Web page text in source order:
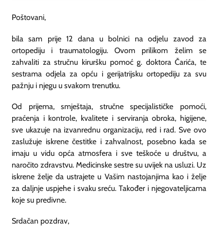
Poštovani,
bila sam prije 12 dana u bolnici na odjelu zavod za
ortopediju i traumatologiju. Ovom prilikom želim se
zahvaliti za stručnu kiruršku pomoć g. doktora Čarića, te
sestrama odjela za opću i gerijatrijsku ortopediju za svu
pažnju i njegu u svakom trenutku.
Od prijema, smještaja, stručne specijalističke pomoći,
praćenja i kontrole, kvalitete i serviranja obroka, higijene,
sve ukazuje na izvanrednu organizaciju, red i rad. Sve ovo
zaslužuje iskrene čestitke i zahvalnost, posebno kada se
imaju u vidu opća atmosfera i sve teškoće u društvu, a
naročito zdravstvu. Medicinske sestre su uvijek na usluzi. Uz
iskrene želje da ustrajete u Vašim nastojanjima kao i želje
za daljnje uspjehe i svaku sreću. Također i njegovateljicama
koje su predivne.
Srdačan pozdrav,